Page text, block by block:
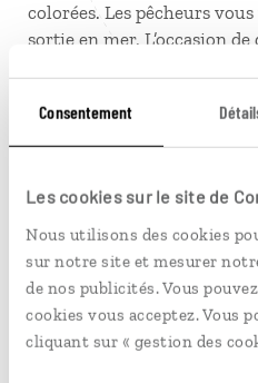
Consentement
Les cookies sur le site de
Nous utilisons des cookies
sur notre site et mesurer
de nos publicités. Vous
cookies vous acceptez. Vous
cliquant sur « gestion des
colorées. Les pêcheurs
sortie en mer. L’occasion
Plage Al Qurm
Si vous souhaitez vous
mélangeant avec les
Mascate, rendez-vous sur
s’étend sur plusieurs
s’adonner à des activités
baignade, mais aussi jet ski